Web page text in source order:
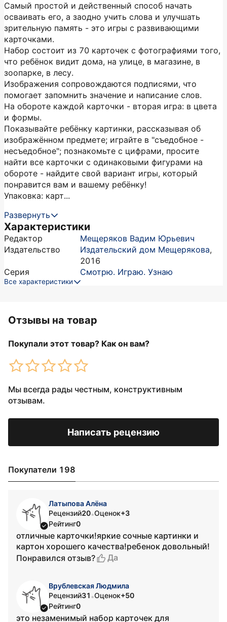
Самый простой и действенный способ начать
осваивать его, а заодно учить слова и улучшать
зрительную память - это игры с развивающими
карточками.
Набор состоит из 70 карточек с фотографиями того,
что ребёнок видит дома, на улице, в магазине, в
зоопарке, в лесу.
Изображения сопровождаются подписями, что
помогает запомнить значение и написание слов.
На обороте каждой карточки - вторая игра: в цвета
и формы.
Показывайте ребёнку картинки, рассказывая об
изображённом предмете; играйте в "съедобное -
несъедобное"; познакомьте с цифрами, просите
найти все карточки с одинаковыми фигурами на
обороте - найдите свой вариант игры, который
понравится вам и вашему ребёнку!
Упаковка: карт...
Развернуть
Характеристики
Редактор
Мещеряков Вадим Юрьевич
Издательство
Издательский дом Мещерякова,
2016
Серия
Смотрю. Играю. Узнаю
Все характеристики
Отзывы на товар
Покупали этот товар? Как он вам?
Мы всегда рады честным, конструктивным
отзывам.
Написать рецензию
Покупатели 198
Латыпова Алёна
Рецензий20•Оценок+3
Рейтинг0
отличные карточки!яркие сочные картинки и
картон хорошего качества!ребенок довольный!
Понравился отзыв?
Да
Врублевская Людмила
Рецензий31 •Оценок+50
Рейтинг0
это незаменимый набор карточек для